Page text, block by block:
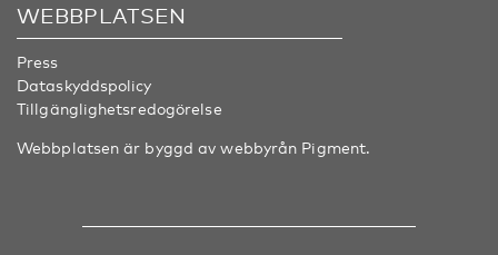
WEBBPLATSEN
Press
Dataskyddspolicy
Tillgänglighetsredogörelse
Webbplatsen är byggd av webbyrån Pigment.